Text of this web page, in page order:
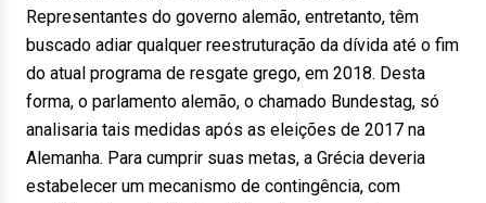
Representantes do governo alemão, entretanto, têm
buscado adiar qualquer reestruturação da dívida até o fim
do atual programa de resgate grego, em 2018. Desta
forma, o parlamento alemão, o chamado Bundestag, só
analisaria tais medidas após as eleições de 2017 na
Alemanha. Para cumprir suas metas, a Grécia deveria
estabelecer um mecanismo de contingência, com